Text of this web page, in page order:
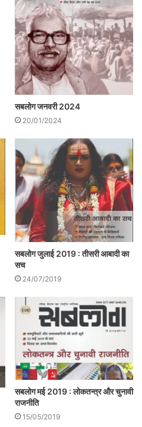
सबलोग जनवरी 2024
20/01/2024
सबलोग जुलाई 2019 : तीसरी आबादी का
सच
24/07/2019
सबलोग मई 2019 : लोकतन्त्र और चुनावी
राजनीति
15/05/2019